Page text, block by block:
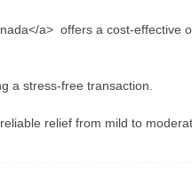
a> offers a cost-effective
a stress-free transaction.
relief from mild to